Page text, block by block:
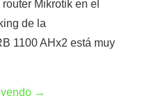
Mikrotik en el
de la
1100 AHx2 está muy
→